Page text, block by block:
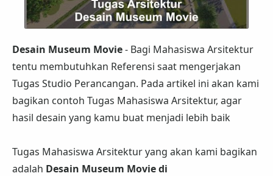
Desain Museum Movie- Bagi Mahasiswa Arsitektur
tentu membutuhkan Referensi saat mengerjakan
Tugas Studio Perancangan. Pada artikel ini akan kami
bagikan contoh Tugas Mahasiswa Arsitektur, agar
hasil desain yang kamu buat menjadi lebih baik
Tugas Mahasiswa Arsitektur yang akan kami bagikan
adalah Desain Museum Movie di